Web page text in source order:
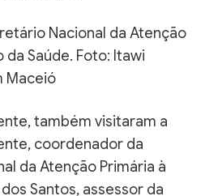
Nacional da Atenção
Saúde. Foto: Itawi
Maceió
também visitaram a
coordenador da
da Atenção Primária à
Santos, assessor da